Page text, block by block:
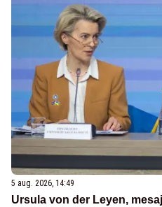
5 aug. 2026, 14:49
Ursula von der Leyen,